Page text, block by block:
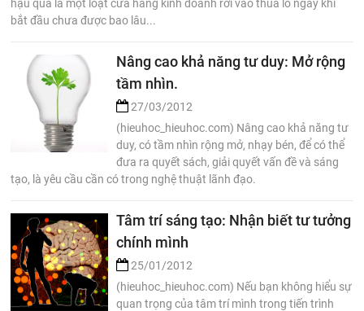
hậu quả là một loạt cửa hàng kinh doanh rơi vào thua lỗ ngay khi
bắt đầu chưa được bao lâu...
Nâng cao khả năng tư duy: Mở rộng
tầm nhìn.
27/03/2012
(hieuhoc_hieuhoc.com) Nâng cao khả năng tư
duy, có tầm nhìn rộng mở, nhạy bén, để có thể
đưa ra quyết sách, giải quyết vấn đề và sáng
tạo, là yêu cầu cần có trong nghệ thuật lãnh đạo.
Tâm trí sáng tạo: Nhận biết tư tưởng
chính mình
25/01/2012
(hieuhoc_hieuhoc.com) Nếu bạn không hiểu sự
quan trọng của tâm trí mình trong tiến trình